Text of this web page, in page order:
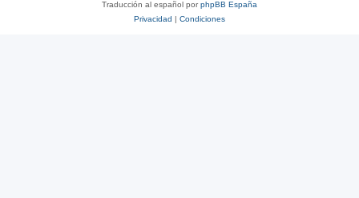
Traducción al español porphpBB España
Privacidad | Condiciones